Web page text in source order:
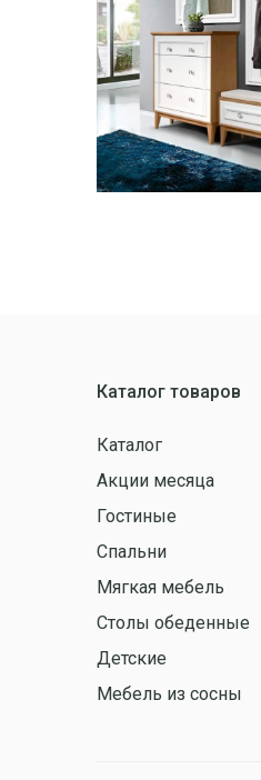
Каталог товаров
Каталог
Акции месяца
Гостиные
Спальни
Мягкая мебель
Столы обеденные
Детские
Мебель из сосны